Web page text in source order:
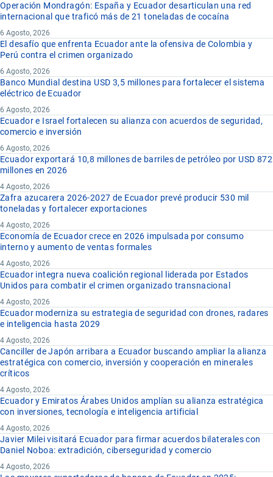
Operación Mondragón: España y Ecuador desarticulan una red
internacional que traficó más de 21 toneladas de cocaína
6 Agosto, 2026
El desafío que enfrenta Ecuador ante la ofensiva de Colombia y
Perú contra el crimen organizado
6 Agosto, 2026
Banco Mundial destina USD 3,5 millones para fortalecer el sistema
eléctrico de Ecuador
6 Agosto, 2026
Ecuador e Israel fortalecen su alianza con acuerdos de seguridad,
comercio e inversión
6 Agosto, 2026
Ecuador exportará 10,8 millones de barriles de petróleo por USD 872
millones en 2026
4 Agosto, 2026
Zafra azucarera 2026-2027 de Ecuador prevé producir 530 mil
toneladas y fortalecer exportaciones
4 Agosto, 2026
Economía de Ecuador crece en 2026 impulsada por consumo
interno y aumento de ventas formales
4 Agosto, 2026
Ecuador integra nueva coalición regional liderada por Estados
Unidos para combatir el crimen organizado transnacional
4 Agosto, 2026
Ecuador moderniza su estrategia de seguridad con drones, radares
e inteligencia hasta 2029
4 Agosto, 2026
Canciller de Japón arribara a Ecuador buscando ampliar la alianza
estratégica con comercio, inversión y cooperación en minerales
críticos
4 Agosto, 2026
Ecuador y Emiratos Árabes Unidos amplían su alianza estratégica
con inversiones, tecnología e inteligencia artificial
4 Agosto, 2026
Javier Milei visitará Ecuador para firmar acuerdos bilaterales con
Daniel Noboa: extradición, ciberseguridad y comercio
4 Agosto, 2026